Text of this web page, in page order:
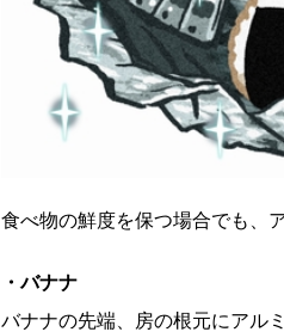
食べ物の鮮度を保つ場合でも、
・バナナ
バナナの先端、房の根元にアル